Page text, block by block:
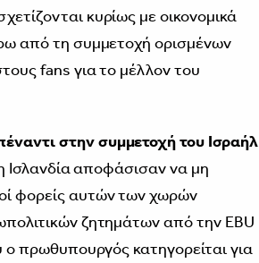
κυρίως με οικονομικά
από τη συμμετοχή ορισμένων
fans για το μέλλον του
στην συμμετοχή του Ισραήλ
Ισλανδία αποφάσισαν να μη
φορείς αυτών των χωρών
ζητημάτων από την EBU
ο πρωθυπουργός κατηγορείται για